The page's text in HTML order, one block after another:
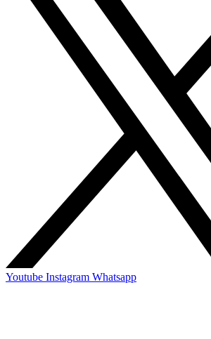
Youtube Instagram Whatsapp